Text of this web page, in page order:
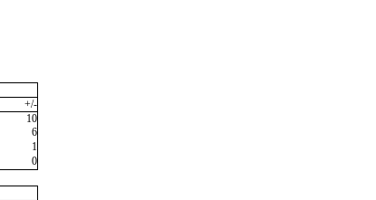
+/-
10
6
1
0